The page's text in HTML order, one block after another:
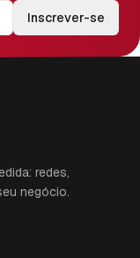
Inscrever-se
redes,
negócio.